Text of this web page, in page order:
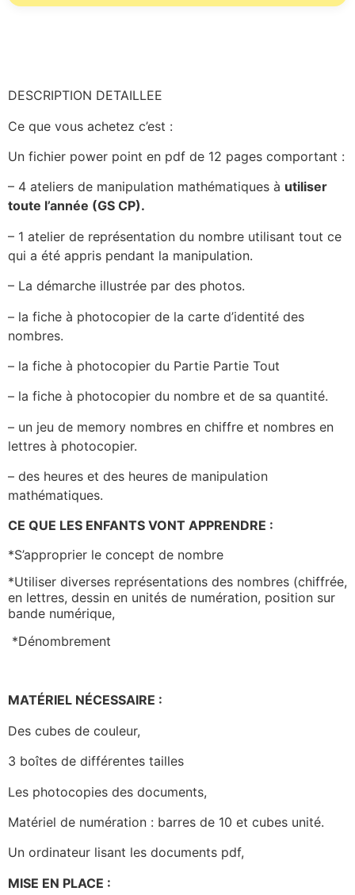
DESCRIPTION DETAILLEE
Ce que vous achetez c’est :
Un fichier power point en pdf de 12 pages comportant :
– 4 ateliers de manipulation mathématiques à utiliser
toute l’année (GS CP).
– 1 atelier de représentation du nombre utilisant tout ce
qui a été appris pendant la manipulation.
– La démarche illustrée par des photos.
– la fiche à photocopier de la carte d’identité des
nombres.
– la fiche à photocopier du Partie Partie Tout
– la fiche à photocopier du nombre et de sa quantité.
– un jeu de memory nombres en chiffre et nombres en
lettres à photocopier.
– des heures et des heures de manipulation
mathématiques.
CE QUE LES ENFANTS VONT APPRENDRE :
*S’approprier le concept de nombre
*Utiliser diverses représentations des nombres (chiffrée,
en lettres, dessin en unités de numération, position sur
bande numérique,
*Dénombrement
MATÉRIEL NÉCESSAIRE :
Des cubes de couleur,
3 boîtes de différentes tailles
Les photocopies des documents,
Matériel de numération : barres de 10 et cubes unité.
Un ordinateur lisant les documents pdf,
MISE EN PLACE :